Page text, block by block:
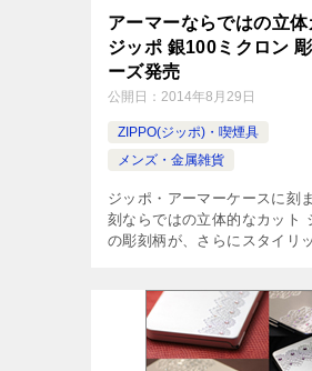
アーマーならではの立体
ジッポ 銀100ミクロン
ーズ発売
公開日： 2014年8月29日
ZIPPO(ジッポ)・喫煙具
メンズ・金属雑貨
ジッポ・アーマーケースに刻
刻ならではの立体的なカット
の彫刻柄が、さらにスタイリ
よりも厚く、またさらに頑丈